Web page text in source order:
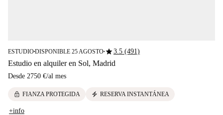
ESTUDIO■DISPONIBLE 25 AGOSTO■star3.5 (491)
Estudio en alquiler en Sol, Madrid
Desde 2750 €/al mes
lock FIANZA PROTEGIDA electric_bolt RESERVA INSTANTÁNEA
+info